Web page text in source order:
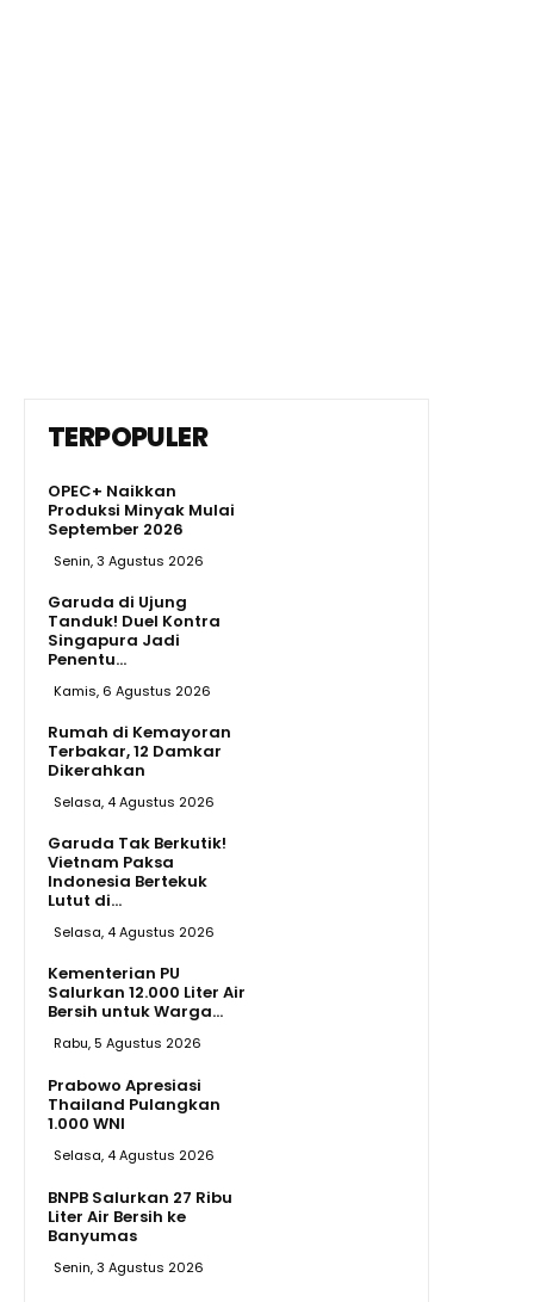
TERPOPULER
OPEC+ Naikkan
Produksi Minyak Mulai
September 2026
Senin, 3 Agustus 2026
Garuda di Ujung
Tanduk! Duel Kontra
Singapura Jadi
Penentu...
Kamis, 6 Agustus 2026
Rumah di Kemayoran
Terbakar, 12 Damkar
Dikerahkan
Selasa, 4 Agustus 2026
Garuda Tak Berkutik!
Vietnam Paksa
Indonesia Bertekuk
Lutut di...
Selasa, 4 Agustus 2026
Kementerian PU
Salurkan 12.000 Liter Air
Bersih untuk Warga...
Rabu, 5 Agustus 2026
Prabowo Apresiasi
Thailand Pulangkan
1.000 WNI
Selasa, 4 Agustus 2026
BNPB Salurkan 27 Ribu
Liter Air Bersih ke
Banyumas
Senin, 3 Agustus 2026